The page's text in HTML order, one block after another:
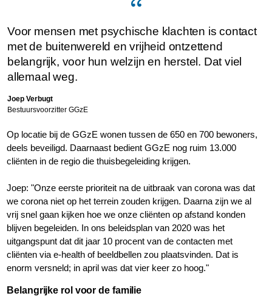
Voor mensen met psychische klachten is contact
met de buitenwereld en vrijheid ontzettend
belangrijk, voor hun welzijn en herstel. Dat viel
allemaal weg.
Joep Verbugt
Bestuursvoorzitter GGzE
Op locatie bij de GGzE wonen tussen de 650 en 700 bewoners,
deels beveiligd. Daarnaast bedient GGzE nog ruim 13.000
cliënten in de regio die thuisbegeleiding krijgen.
Joep: "Onze eerste prioriteit na de uitbraak van corona was dat
we corona niet op het terrein zouden krijgen. Daarna zijn we al
vrij snel gaan kijken hoe we onze cliënten op afstand konden
blijven begeleiden. In ons beleidsplan van 2020 was het
uitgangspunt dat dit jaar 10 procent van de contacten met
cliënten via e-health of beeldbellen zou plaatsvinden. Dat is
enorm versneld; in april was dat vier keer zo hoog."
Belangrijke rol voor de familie